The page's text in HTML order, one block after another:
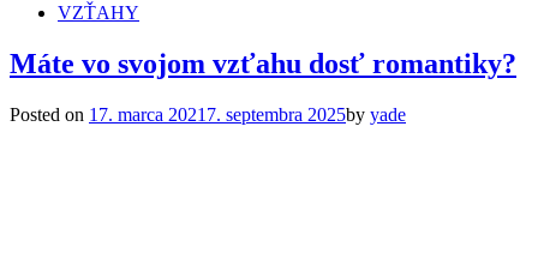
VZŤAHY
Máte vo svojom vzťahu dosť romantiky?
Posted on 17. marca 2021 7. septembra 2025by yade